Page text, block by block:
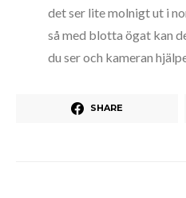
det ser lite molnigt ut i
så med blotta ögat kan
du ser och kameran
SHARE